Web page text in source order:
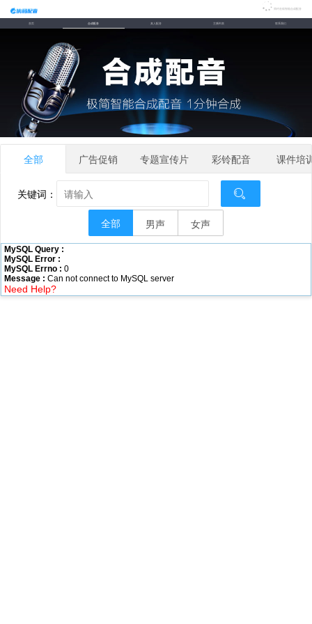
简约在线智能合成配音
首页 合成配音 真人配音 主播列表 联系我们
全部 广告促销 专题宣传片 彩铃配音 课件培
关键词：
全部 男声 女声
MySQL Query :
MySQL Error :
MySQL Errno : 0
Message : Can not connect to MySQL server
Need Help?